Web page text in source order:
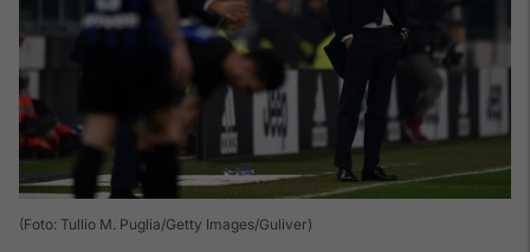
(Foto: Tullio M. Puglia/Getty Images/Guliver)